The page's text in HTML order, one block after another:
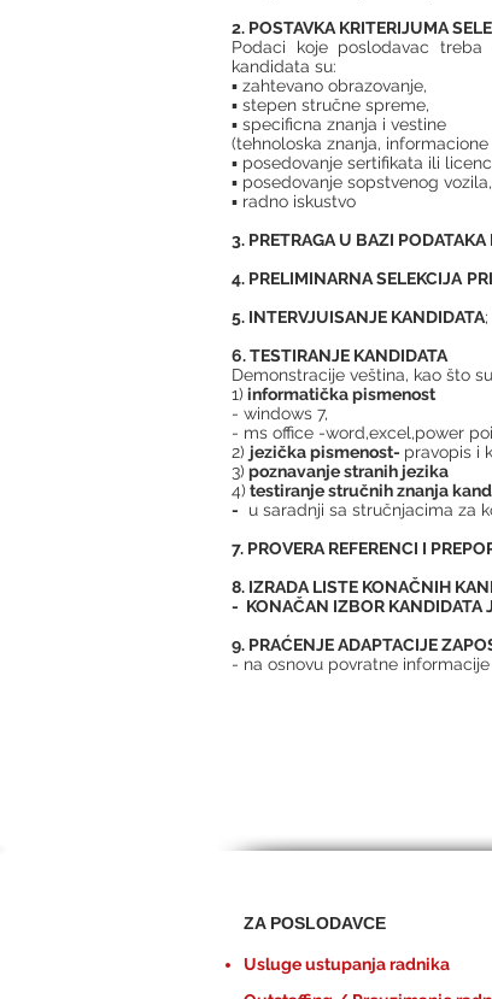
2. POSTAVKA KRITERIJUMA
Podaci koje poslodavac
kandidata su:
▪ zahtevano obrazovanje,
▪ stepen stručne spreme,
▪ specificna znanja i vestine
(tehnoloska znanja,
▪ posedovanje sertifikata ili
▪ posedovanje sopstvenog vozila,
▪ radno iskustvo
3. PRETRAGA U BAZI
4. PRELIMINARNA SELEKCIJA
5. INTERVJUISANJE KANDIDATA;
6. TESTIRANJE KANDIDATA
Demonstracije veština, kao što su
1) informatička pismenost
- windows 7,
- ms office -word,excel,power
2) jezička pismenost- pravopis i
3) poznavanje stranih jezika
4) testiranje stručnih znanja
- u saradnji sa stručnjacima za
7. PROVERA REFERENCI I
8. IZRADA LISTE KONAČNIH
- KONAČAN IZBOR KANDIDATA
9. PRAĆENJE ADAPTACIJE
- na osnovu povratne
ZA POSLODAVCE
Usluge ustupanja radnika